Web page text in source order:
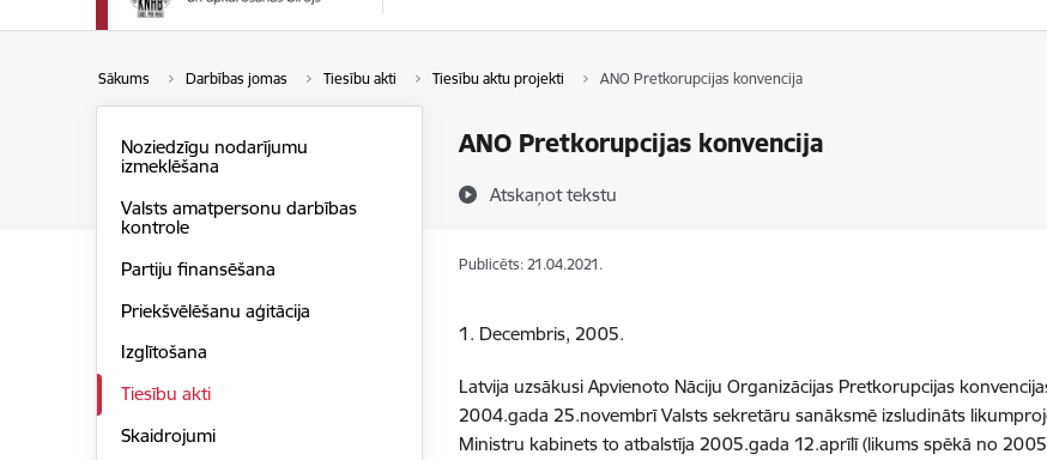
Sākums Darbības jomas Tiesību akti Tiesību aktu projekti ANO Pretkorupcijas konvencija
ANO Pretkorupcijas konvencija
Atskaņot tekstu
Noziedzīgu nodarījumu
izmeklēšana
Valsts amatpersonu darbības
kontrole
Partiju finansēšana
Priekšvēlēšanu aģitācija
Izglītošana
Tiesību akti
Skaidrojumi
Publicēts: 21.04.2021.
1. Decembris, 2005.
Latvija uzsākusi Apvienoto Nāciju Organizācijas Pretkorupcijas
2004.gada 25.novembrī Valsts sekretāru sanāksmē izsludināts
Ministru kabinets to atbalstīja 2005.gada 12.aprīlī (likums spēkā no